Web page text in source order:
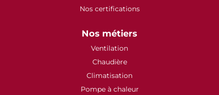
Nos certifications
Nos métiers
Ventilation
Chaudière
Climatisation
Pompe à chaleur